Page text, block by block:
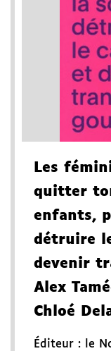
Les
quitter
enfants,
détruire
devenir
Alex
Chloé
Éditeur : le